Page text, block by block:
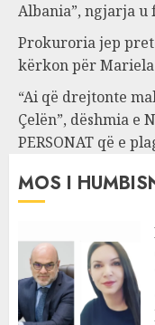
Albania”, ngjarja u
Prokuroria jep
kërkon për
“Ai që drejtonte
Çelën”, dëshmia e
PERSONAT që e
MOS I